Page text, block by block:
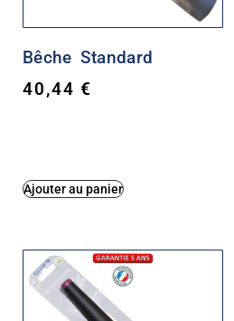
Bêche Standard
40,44€
Ajouter au panier